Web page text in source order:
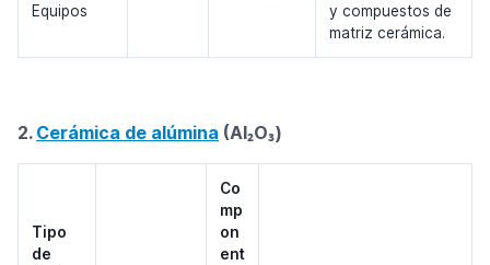
Equipos
y compuestos de
matriz cerámica.
2. Cerámica de alúmina (Al₂O₃)
Tipo
de
Co
mp
on
ent